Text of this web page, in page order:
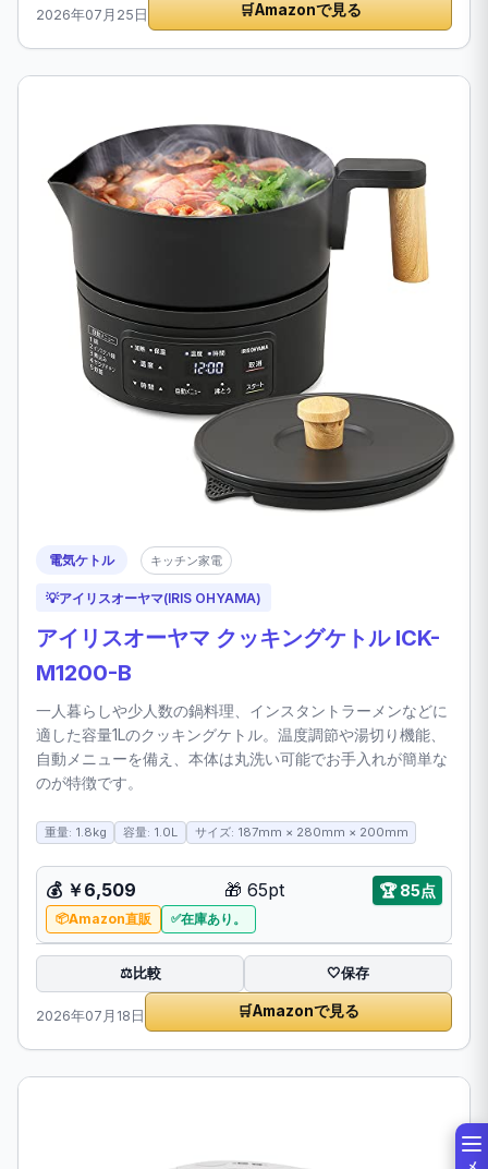
2026年07月25日 🛒Amazonで見る
電気ケトル キッチン家電
💡アイリスオーヤマ(IRIS OHYAMA)
アイリスオーヤマ クッキングケトル ICK-
M1200-B
一人暮らしや少人数の鍋料理、インスタントラーメンなどに
適した容量1Lのクッキングケトル。温度調節や湯切り機能、
自動メニューを備え、本体は丸洗い可能でお手入れが簡単な
のが特徴です。
重量: 1.8kg 容量: 1.0L サイズ: 187mm × 280mm × 200mm
💰 ￥6,509 🎁 65pt 🏆85点
Amazon直販 在庫あり。
⚖️比較 🤍保存
2026年07月18日 🛒Amazonで見る